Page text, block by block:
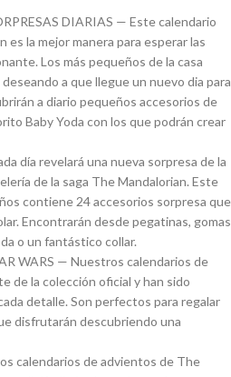
DIARIAS — Este calendario
la mejor manera para esperar las
Los más pequeños de la casa
a que llegue un nuevo dia para
a diario pequeños accesorios de
Baby Yoda con los que podrán crear
día revelará una nueva sorpresa de la
de la saga The Mandalorian. Este
contiene 24 accesorios sorpresa que
Encontrarán desde pegatinas, gomas
o un fantástico collar.
WARS — Nuestros calendarios de
de la colección oficial y han sido
detalle. Son perfectos para regalar
disfrutarán descubriendo una
calendarios de advientos de The